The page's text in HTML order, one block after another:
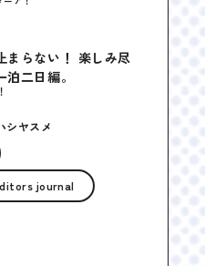
まらない！ 楽しみ尽
泊二日編。
シヤスメ
journal